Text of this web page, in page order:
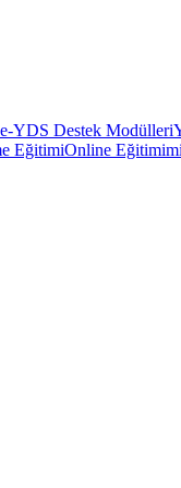
YDS Destek Modülleri
EğitimiOnline